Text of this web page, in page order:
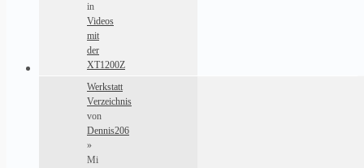
in
Videos
mit
der
XT1200Z
Werkstatt
Verzeichnis
von
Dennis206
»
Mi